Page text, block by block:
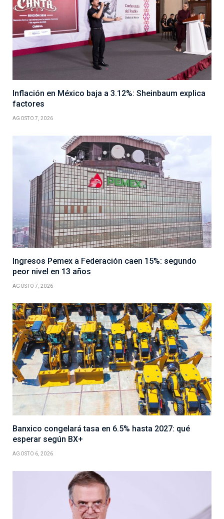
Inflación en México baja a 3.12%: Sheinbaum explica
factores
AGOSTO 7, 2026
Ingresos Pemex a Federación caen 15%: segundo
peor nivel en 13 años
AGOSTO 7, 2026
Banxico congelará tasa en 6.5% hasta 2027: qué
esperar según BX+
AGOSTO 6, 2026